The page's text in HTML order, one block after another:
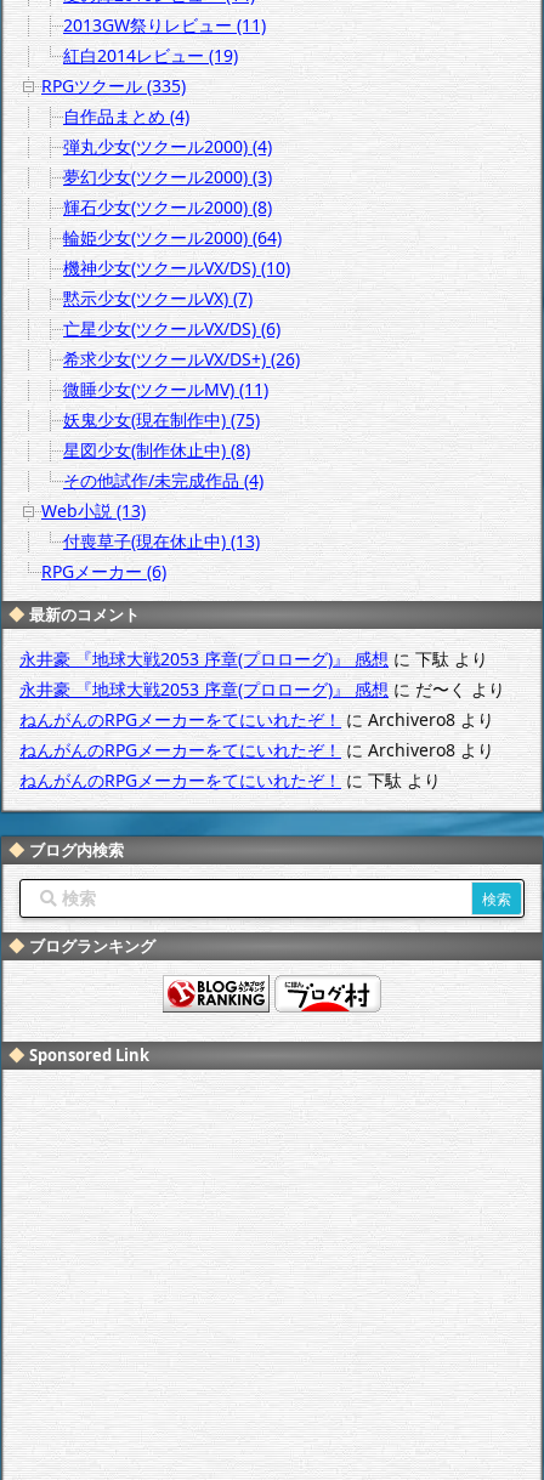
2013GW祭りレビュー (11)
紅白2014レビュー (19)
RPGツクール (335)
自作品まとめ (4)
弾丸少女(ツクール2000) (4)
夢幻少女(ツクール2000) (3)
輝石少女(ツクール2000) (8)
輪姫少女(ツクール2000) (64)
機神少女(ツクールVX/DS) (10)
黙示少女(ツクールVX) (7)
亡星少女(ツクールVX/DS) (6)
希求少女(ツクールVX/DS+) (26)
微睡少女(ツクールMV) (11)
妖鬼少女(現在制作中) (75)
星図少女(制作休止中) (8)
その他試作/未完成作品 (4)
Web小説 (13)
付喪草子(現在休止中) (13)
RPGメーカー (6)
最新のコメント
永井豪 『地球大戦2053 序章(プロローグ)』 感想に下駄より
永井豪 『地球大戦2053 序章(プロローグ)』 感想にだ〜く より
ねんがんのRPGメーカーをてにいれたぞ！ に Archivero8 より
ねんがんのRPGメーカーをてにいれたぞ！ に Archivero8より
ねんがんのRPGメーカーをてにいれたぞ！に下駄より
ブログ内検索
ブログランキング
Sponsored Link